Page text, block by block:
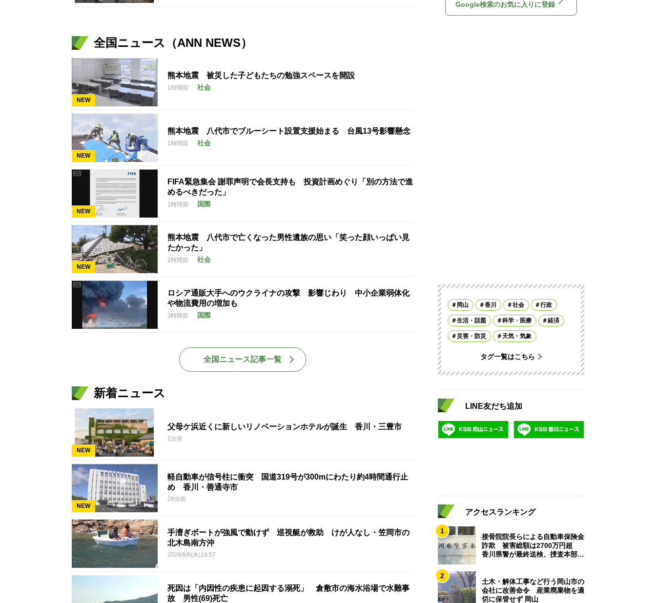
全国ニュース（ANN NEWS）
NEW
熊本地震 被災した子どもたちの勉強スペースを開設
1時間前 社会
NEW
熊本地震 八代市でブルーシート設置支援始まる 台風13号影響懸念
1時間前 社会
NEW
FIFA緊急集会 謝罪声明で会長支持も 投資計画めぐり「別の方法で進
めるべきだった」
1時間前 国際
NEW
熊本地震 八代市で亡くなった男性遺族の思い「笑った顔いっぱい見
たかった」
2時間前 社会
ロシア通販大手へのウクライナの攻撃 影響じわり 中小企業弱体化
や物流費用の増加も
3時間前 国際
全国ニュース記事一覧
新着ニュース
NEW
父母ケ浜近くに新しいリノベーションホテルが誕生 香川・三豊市
2分前
NEW
軽自動車が信号柱に衝突 国道319号が300mにわたり約4時間通行止
め 香川・善通寺市
28分前
手漕ぎボートが強風で動けず 巡視艇が救助 けが人なし・笠岡市の
北木島南方沖
2026/8/6(木)19:57
死因は「内因性の疾患に起因する溺死」 倉敷市の海水浴場で水難事
故 男性(69)死亡
Google検索のお気に入りに登録
岡山 香川 社会 行政
生活・話題 科学・医療 経済
災害・防災 天気・気象
タグ一覧はこちら
LINE友だち追加
アクセスランキング
1
接骨院院長らによる自動車保険金
詐欺 被害総額は2700万円超
香川県警が最終送検、捜査本部解
2
土木・解体工事など行う岡山市の
会社に改善命令 産業廃棄物を適
切に保管せず 岡山